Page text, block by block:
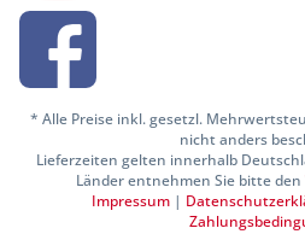
* Alle Preise inkl. gesetzl.
nicht anders
Lieferzeiten gelten innerhalb
Länder entnehmen Sie bitte den
Impressum |